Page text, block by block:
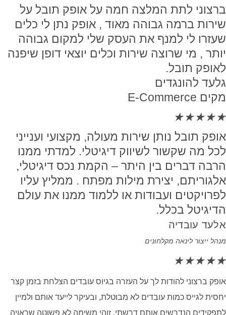
ברצוני לתת המלצה חמה על אופק תובל על
שירות ברמה גבוהה מאוד , אופק נתן לי כלים
שעזרו לי למנף את העסק שלי למקום גבוהה
יותר , מי שרוצה שירות וכלים יוצאי דופן שיפנה
לאופק תובל.
גלעד להונגדים
מקים E-Commerce
★
★
★
★
★
אופק תובל נותן שירות מעולה, מקצועי וענייני
לכל מה שקשור לשיווק דיגיטלי. למדתי ממנו
הרבה דברים בין היתר – הקמת נכס דיגיטלי,
אלגוריתם, יצירת מילות מפתח . ממליץ עליו
לפרויקטים ועבודות או ללמוד ממנו את עולם
הדיגיטל בכלל.
אלעד עובדיה
מנהל ייצור לינאה מקלחונים
★
★
★
★
★
אופק ברצוני להודות לך על העזרה בגיוס עובדים הצלחת בזמן קצר
יחסית לגייס כמות עובדים לא מבוטלת, ובעיקר לייעד אותם ולמיין
לתפקידים הנדרשים אותם דרשתי. זוהי משימה לא פשוטה שראויה